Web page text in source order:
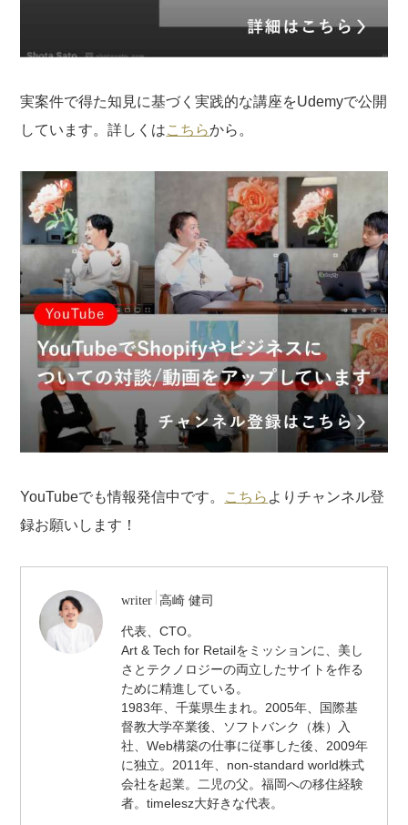
実案件で得た知見に基づく実践的な講座をUdemyで公開
しています。詳しくはこちらから。
YouTubeでも情報発信中です。 こちら よりチャンネル登
録お願いします！
writer 高崎 健司
取
締
役
/
代表、CTO。
Art & Tech for Retailをミッションに、美し
さとテクノロジーの両立したサイトを作る
ために精進している。
1983年、千葉県生まれ。2005年、国際基
督教大学卒業後、ソフトバンク（株）入
社、Web構築の仕事に従事した後、2009年
に独立。2011年、non-standard world株式
会社を起業。二児の父。福岡への移住経験
者。timelesz大好きな代表。